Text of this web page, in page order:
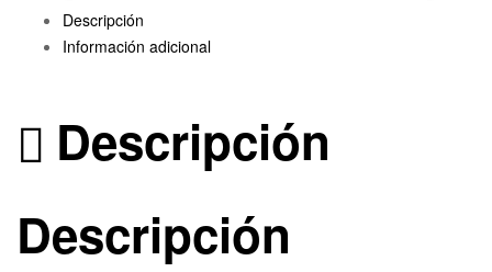
Descripción
Información adicional
Descripción
Descripción